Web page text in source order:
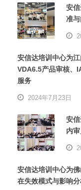
安
准
安信达培训中心为
VDA6.5产品审核、
服务
2024年7月23日
安
内
安信达培训中心为
在失效模式与影响